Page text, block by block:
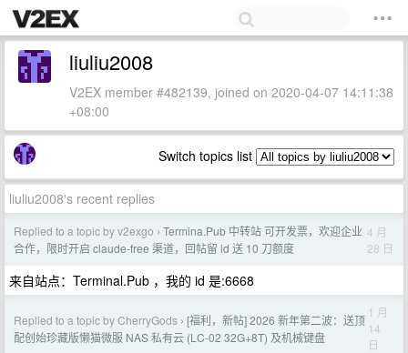
liuliu2008
V2EX member #482139, joined on 2020-04-07 14:11:38
+08:00
Switch topics list
liuliu2008's recent replies
Replied to a topic by v2exgo › Termina.Pub 中转站 可开发票，欢迎企业
合作，限时开启 claude-free 渠道，回帖留 id 送 10 刀额度
4 月
28 日
来自站点：Terminal.Pub ，我的 id 是:6668
Replied to a topic by CherryGods › [福利，新帖] 2026 新年第二波：送顶
配创始珍藏版懒猫微服 NAS 私有云 (LC-02 32G+8T) 及机械键盘
1 月
14
日